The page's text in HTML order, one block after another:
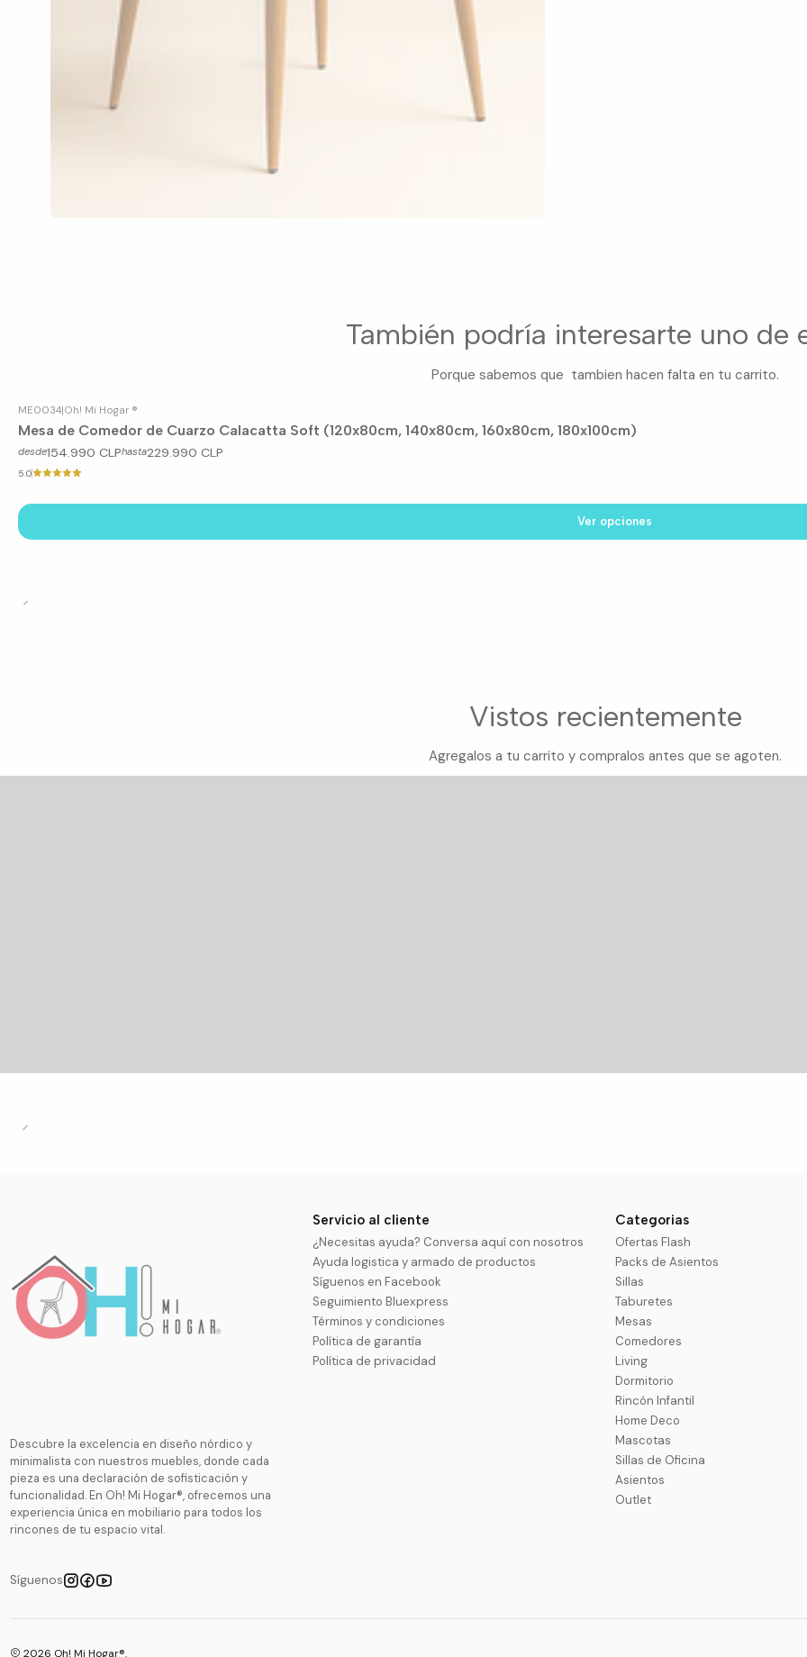
También podría interesarte uno de
Porque sabemos que tambien hacen falta en tu carrito.
ME0034|Oh! Mi Hogar ®
Mesa de Comedor de Cuarzo Calacatta Soft (120x80cm, 140x80cm, 160x80cm, 180x100cm)
desde154.990 CLPhasta229.990 CLP
5.0
Ver opciones
Vistos recientemente
Agregalos a tu carrito y compralos antes que se agoten.
Descubre la excelencia en diseño nórdico y
minimalista con nuestros muebles, donde cada
pieza es una declaración de sofisticación y
funcionalidad. En Oh! Mi Hogar®, ofrecemos una
experiencia única en mobiliario para todos los
rincones de tu espacio vital.
Síguenos
Servicio al cliente
¿Necesitas ayuda? Conversa aquí con nosotros
Ayuda logistica y armado de productos
Síguenos en Facebook
Seguimiento Bluexpress
Términos y condiciones
Política de garantía
Política de privacidad
Categorias
Ofertas Flash
Packs de Asientos
Sillas
Taburetes
Mesas
Comedores
Living
Dormitorio
Rincón Infantil
Home Deco
Mascotas
Sillas de Oficina
Asientos
Outlet
2026 Oh! Mi Hogar®.